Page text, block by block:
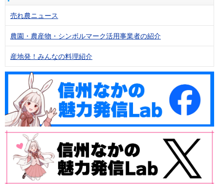
売れ農ニュース
農園・農産物・シンボルマーク活用事業者の紹介
産地発！みんなの料理紹介